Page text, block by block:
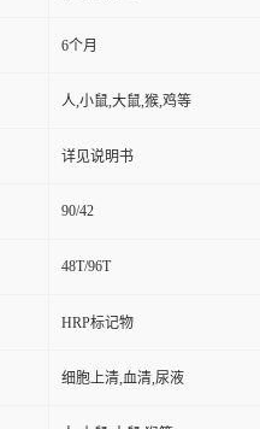
6个月
人,小鼠,大鼠,猴,鸡等
详见说明书
90/42
48T/96T
HRP标记物
细胞上清,血清,尿液